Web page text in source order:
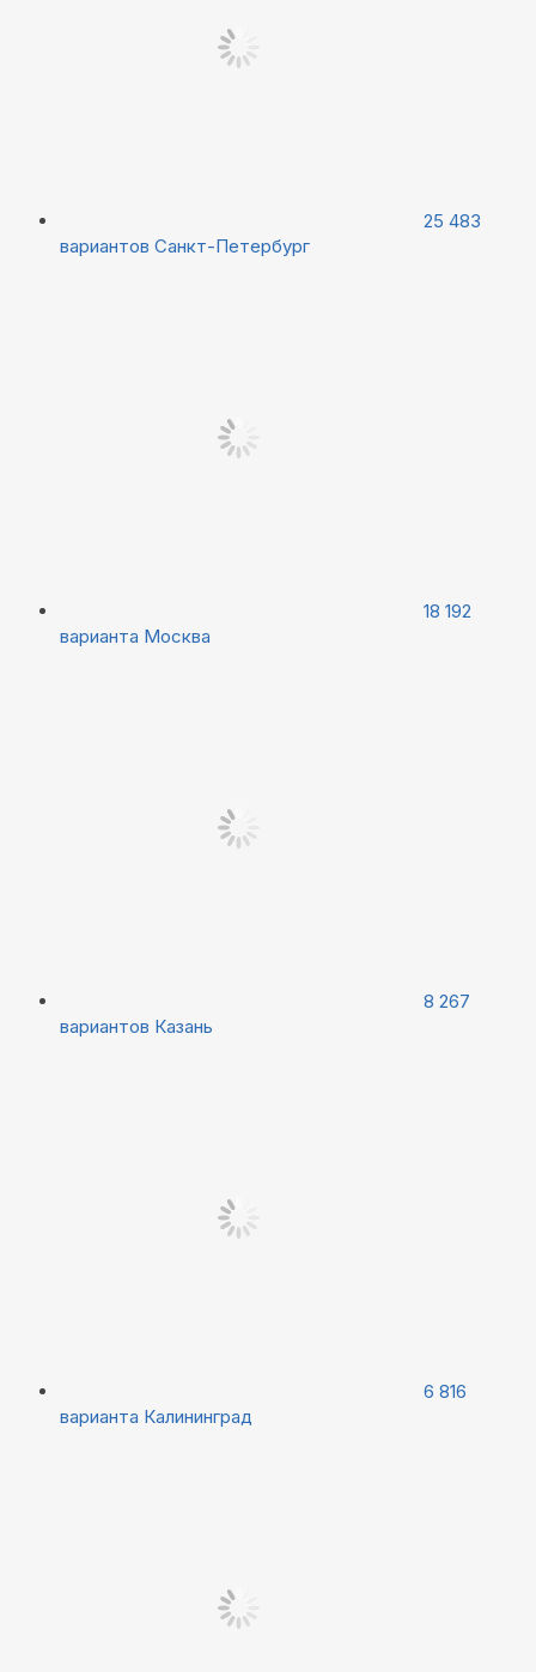
25 483
вариантов Санкт-Петербург
18 192
варианта Москва
8 267
вариантов Казань
6 816
варианта Калининград